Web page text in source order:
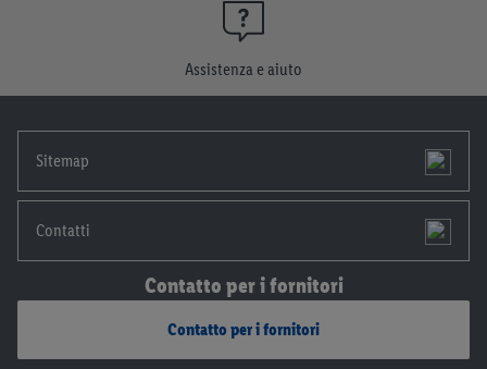
Assistenza e aiuto
Sitemap
Contatti
Contatto per i fornitori
Contatto per i fornitori
momento con effetto per il futuro.